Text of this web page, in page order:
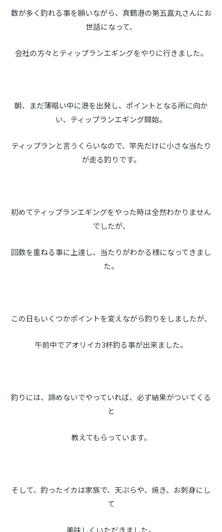
数が多く釣れる事を願いながら、真鶴港の第五嘉丸さんにお
世話になって、
会社の方々とティップランエギングをやりに行きました。
朝、まだ薄暗い中に港を出発し、ポイントとなる所に向か
い、ティップランエギング開始。
ティップランと言うくらいなので、竿先だけに小さな当たり
が走る釣りです。
初めてティップランエギングをやった時は全然わかりません
でしたが、
回数を重ねる事に上達し、当たりがわかる様になってきまし
た。
この日もいくつかポイントを変えながら釣りをしましたが、
午前中でアオリイカ3杯釣る事が出来ました。
釣りには、諦めないでやっていれば、必ず結果がついてくる
と
教えてもらっています。
そして、釣ったイカは家族で、天ぷらや、焼き、お刺身にし
て
美味しくいただきました。